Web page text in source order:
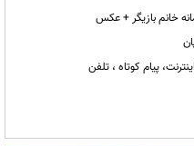
خانم بازیگر + عکس
پیام کوتاه ، تلفن